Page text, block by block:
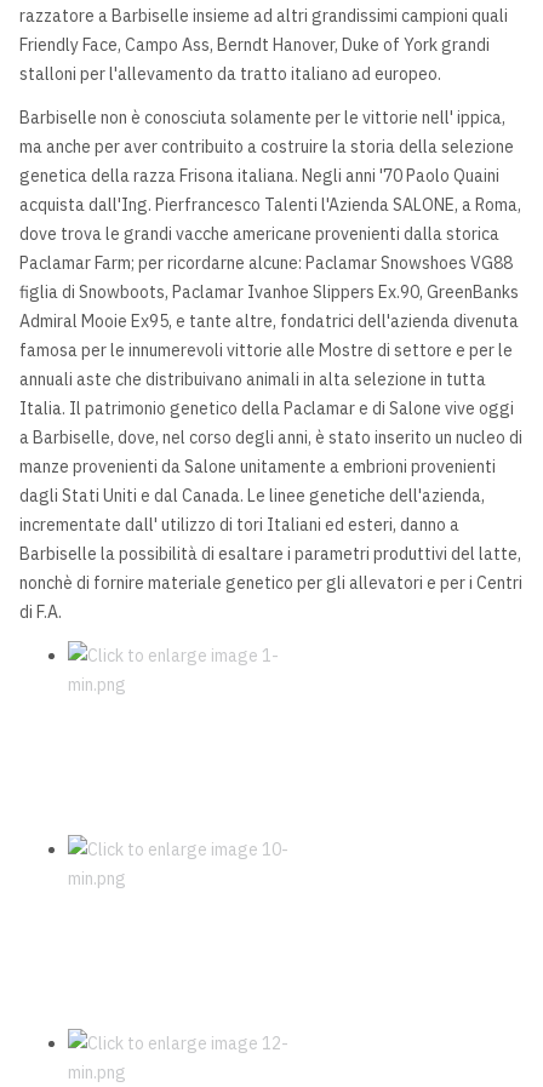
razzatore a Barbiselle insieme ad altri grandissimi campioni quali
Friendly Face, Campo Ass, Berndt Hanover, Duke of York grandi
stalloni per l'allevamento da tratto italiano ad europeo.
Barbiselle non è conosciuta solamente per le vittorie nell' ippica,
ma anche per aver contribuito a costruire la storia della selezione
genetica della razza Frisona italiana. Negli anni '70 Paolo Quaini
acquista dall'Ing. Pierfrancesco Talenti l'Azienda SALONE, a Roma,
dove trova le grandi vacche americane provenienti dalla storica
Paclamar Farm; per ricordarne alcune: Paclamar Snowshoes VG88
figlia di Snowboots, Paclamar Ivanhoe Slippers Ex.90, GreenBanks
Admiral Mooie Ex95, e tante altre, fondatrici dell'azienda divenuta
famosa per le innumerevoli vittorie alle Mostre di settore e per le
annuali aste che distribuivano animali in alta selezione in tutta
Italia. Il patrimonio genetico della Paclamar e di Salone vive oggi
a Barbiselle, dove, nel corso degli anni, è stato inserito un nucleo di
manze provenienti da Salone unitamente a embrioni provenienti
dagli Stati Uniti e dal Canada. Le linee genetiche dell'azienda,
incrementate dall' utilizzo di tori Italiani ed esteri, danno a
Barbiselle la possibilità di esaltare i parametri produttivi del latte,
nonchè di fornire materiale genetico per gli allevatori e per i Centri
di F.A.